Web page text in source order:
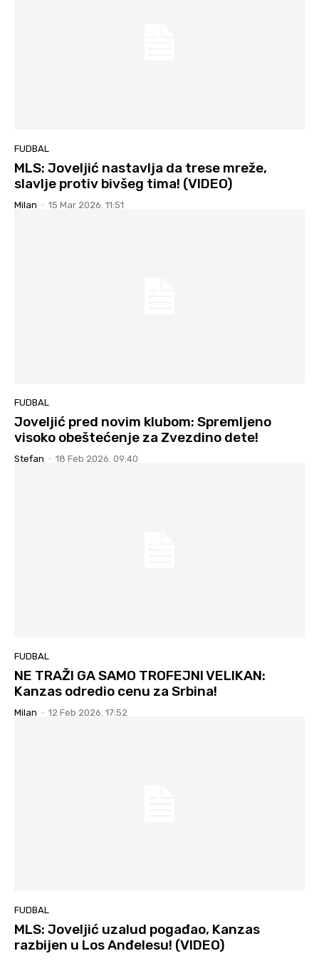
FUDBAL
MLS: Joveljić nastavlja da trese mreže,
slavlje protiv bivšeg tima! (VIDEO)
Milan - 15 Mar 2026. 11:51
FUDBAL
Joveljić pred novim klubom: Spremljeno
visoko obeštećenje za Zvezdino dete!
Stefan - 18 Feb 2026. 09:40
FUDBAL
NE TRAŽI GA SAMO TROFEJNI VELIKAN:
Kanzas odredio cenu za Srbina!
Milan - 12 Feb 2026. 17:52
FUDBAL
MLS: Joveljić uzalud pogađao, Kanzas
razbijen u Los Anđelesu! (VIDEO)